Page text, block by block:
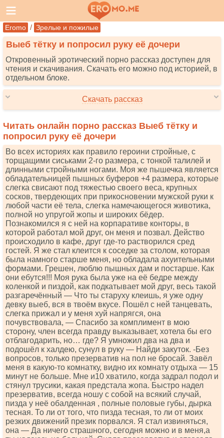
Eromo / Зрелые и пожилые
Выеб тётку и попросил руку её дочери
Откровенный эротический порно рассказ доступен для
чтения и скачивания. Скачать его можно под историей, в
отдельном блоке.
Скачать рассказ
Читать онлайн порно рассказ Выеб тётку и
попросил руку её дочери
Во всех историях как правило героини стройные, с
торщащими сиськами 2-го размера, с тонкой талилей и
длинными стройными ногами. Моя же пышечка является
обладательницей пышных буферов +4 размера, которые
слегка свисают под тяжестью своего веса, крупных
сосков, твердеющих при прикосновении мужской руки к
любой части её тела, слегка намечающегося животика,
полной но упругой жопы и широких бёдер.
Познакомился я с ней на корпаративе конторы, в
которой работал мой друг, он меня и позвал. Действо
происходило в кафе, друг где-то растворился сред
гостей. Я же стал клеится к соседке за столом, которая
была намного старше меня, но обладала ахуительными
формами. Грешен, люблю пышных дам и постарше. Как
они ебутся!!! Моя рука была уже на её бедре между
коленкой и пиздой, как подкатывает мой друг, весь такой
разгаречённый — Что ты старуху клеишь, я уже одну
девку выеб, вся в твоём вкусе. Пошёл с ней танцевать,
слегка прижал и у меня хуй напрягся, она
почувствовала, — Спасибо за комплимент в мою
сторону, член всегда правду выказывает, хотела бы его
отблагодарить, но… где? Я умножил два на два и
подошёл к халдею, сунул в руку — Найди закуток. -Без
вопросов, только презерватив на пол не бросай. Завёл
меня в какую-то комнатку, видно их комнату отдыха — 15
минут не больше. Мне и10 хватило, когда задрал подол и
стянул трусики, какая предстала жопа. Быстро надел
презерватив, всегда ношу с собой на всякий случай,
пизда у неё обалденная , полные половые губы, дырка
тесная. То ли от того, что пизда тесная, то ли от моих
резких движений презик порвался. Я стал извиняться,
она — Да ничего страшного, сегодня можно и в меня,а